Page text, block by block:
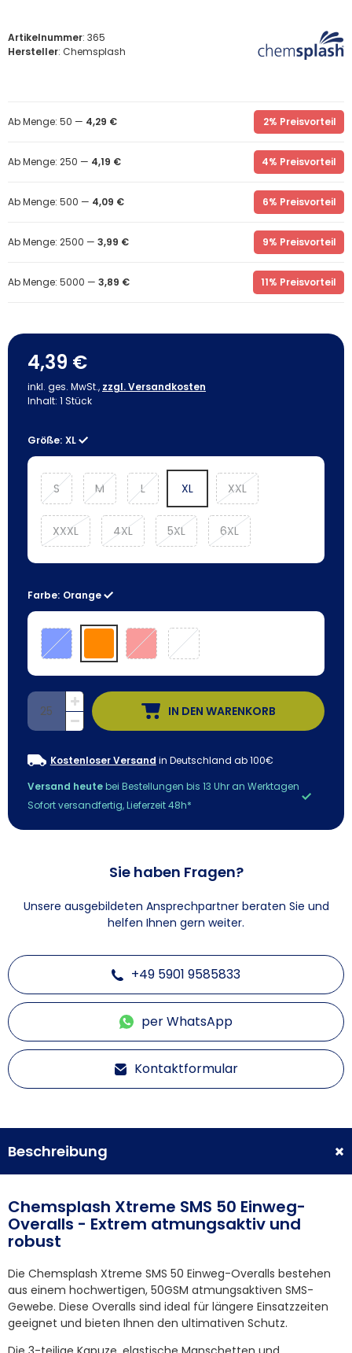
Artikelnummer: 365
Hersteller: Chemsplash
Ab Menge: 50 — 4,29 € 2% Preisvorteil
Ab Menge: 250 — 4,19 € 4% Preisvorteil
Ab Menge: 500 — 4,09 € 6% Preisvorteil
Ab Menge: 2500 — 3,99 € 9% Preisvorteil
Ab Menge: 5000 — 3,89 € 11% Preisvorteil
4,39 €
inkl. ges. MwSt., zzgl. Versandkosten
Inhalt: 1 Stück
Größe: XL
S M L XL XXL
XXXL 4XL 5XL 6XL
Farbe: Orange
IN DEN WARENKORB
Kostenloser Versand in Deutschland ab 100€
Versand heutebei Bestellungen bis 13 Uhr an Werktagen
Sofort versandfertig, Lieferzeit 48h*
Sie haben Fragen?
Unsere ausgebildeten Ansprechpartner beraten Sie und
helfen Ihnen gern weiter.
+49 5901 9585833
per WhatsApp
Kontaktformular
Beschreibung
Chemsplash Xtreme SMS 50 Einweg-
Overalls - Extrem atmungsaktiv und
robust
Die Chemsplash Xtreme SMS 50 Einweg-Overalls bestehen
aus einem hochwertigen, 50GSM atmungsaktiven SMS-
Gewebe. Diese Overalls sind ideal für längere Einsatzzeiten
geeignet und bieten Ihnen den ultimativen Schutz.